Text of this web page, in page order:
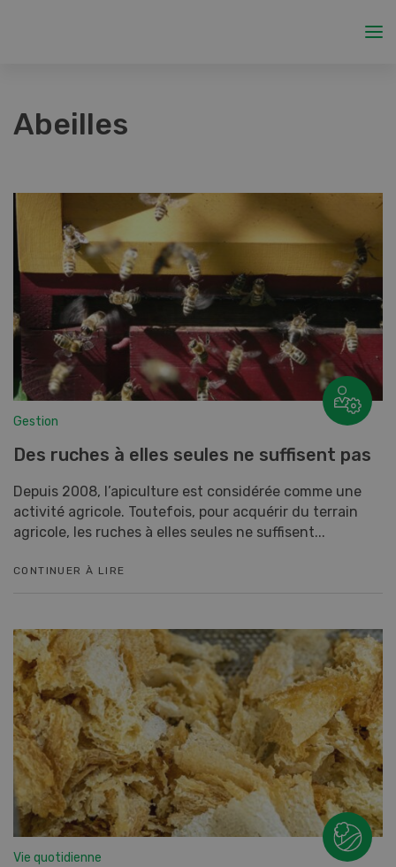
Abeilles
Gestion
Des ruches à elles seules ne suffisent pas
Depuis 2008, l’apiculture est considérée comme une
activité agricole. Toutefois, pour acquérir du terrain
agricole, les ruches à elles seules ne suffisent...
CONTINUER À LIRE
Vie quotidienne